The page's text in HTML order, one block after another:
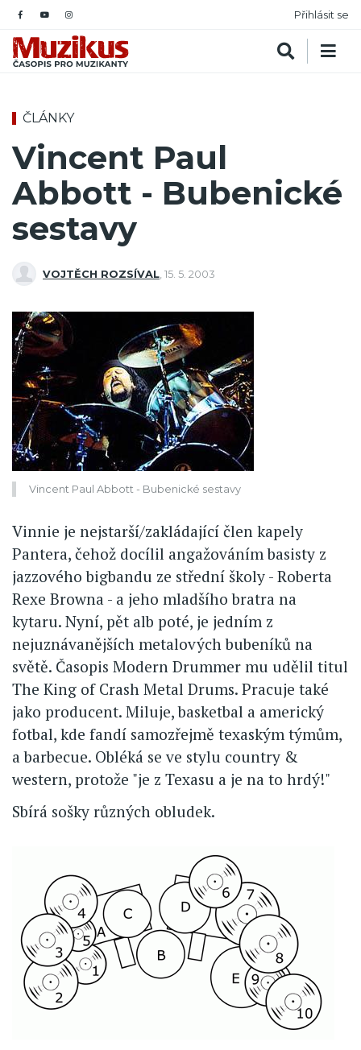
Přihlásit se
ČLÁNKY
Vincent Paul
Abbott - Bubenické
sestavy
VOJTĚCH ROZSÍVAL 15. 5. 2003
Vincent Paul Abbott - Bubenické sestavy
Vinnie je nejstarší/zakládající člen kapely
Pantera, čehož docílil angažováním basisty z
jazzového bigbandu ze střední školy - Roberta
Rexe Browna - a jeho mladšího bratra na
kytaru. Nyní, pět alb poté, je jedním z
nejuznávanějších metalových bubeníků na
světě. Časopis Modern Drummer mu udělil titul
The King of Crash Metal Drums. Pracuje také
jako producent. Miluje, basketbal a americký
fotbal, kde fandí samozřejmě texaským týmům,
a barbecue. Obléká se ve stylu country &
western, protože "je z Texasu a je na to hrdý!"
Sbírá sošky různých obludek.